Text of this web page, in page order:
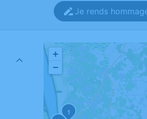
Je rends
1
+
−